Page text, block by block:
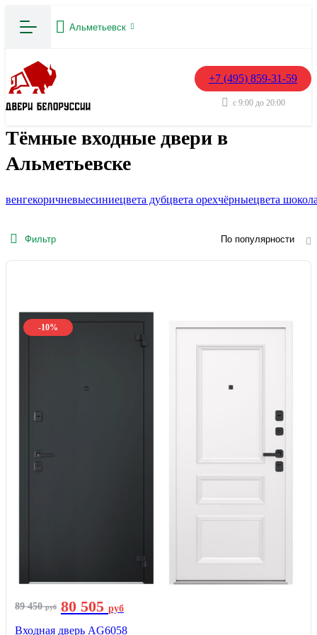
Альметьевск
+7 (495) 859-31-59
с 9:00 до 20:00
Тёмные входные двери в
Альметьевске
венгекоричневыесиниецвета дубцвета орехчёрныецвета
Фильтр По популярности
-10%
89 450руб 80 505 руб
Входная дверь AG6058